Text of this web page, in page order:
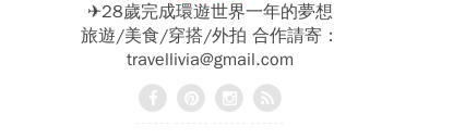
✈28歲完成環遊世界一年的夢想
旅遊/美食/穿搭/外拍 合作請寄：
travellivia@gmail.com